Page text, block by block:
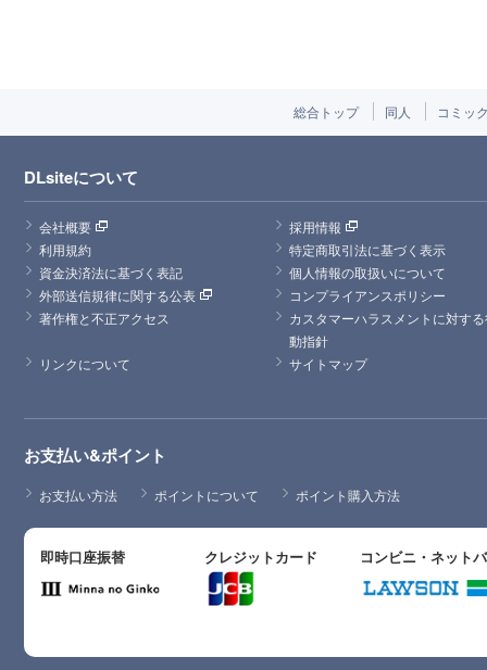
総合トップ 同人 コミッ
DLsiteについて
会社概要
採用情報
利用規約
特定商取引法に基づく表示
資金決済法に基づく表記
個人情報の取扱いについて
外部送信規律に関する公表
コンプライアンスポリシー
著作権と不正アクセス
カスタマーハラスメントに対す
動指針
リンクについて
サイトマップ
お支払い&ポイント
お支払い方法 ポイントについて ポイント購入方法
即時口座振替 クレジットカード コンビニ・ネット